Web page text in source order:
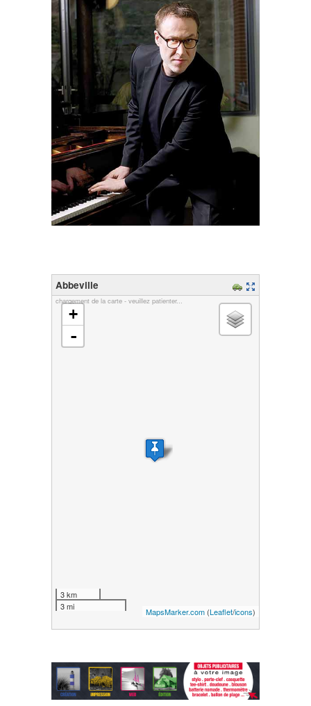
Abbeville
chargement de la carte - veuillez patienter...
+
-
3 km
3 mi
MapsMarker.com (Leaflet/icons)